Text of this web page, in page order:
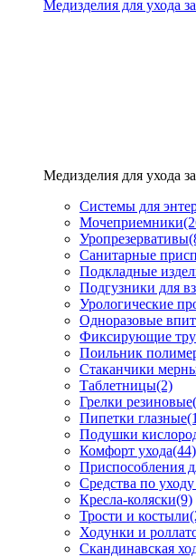
Медизделия для ухода
Медизделия для ухода
Системы для
Мочеприемники
Уропрезервативы
Санитарные
Подкладные
Подгузники для
Урологические
Одноразовые
Фиксирующие
Поильник
Стаканчики
Таблетницы(2)
Грелки резиновые
Пипетки глазные
Подушки
Комфорт ухода(44)
Приспособления
Средства по
Кресла-коляски(9)
Трости и костыли
Ходунки и
Скандинавская